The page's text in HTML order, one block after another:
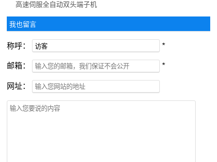
高速伺服全自动双头端子机
我也留言
称呼： *
邮箱： *
网址：